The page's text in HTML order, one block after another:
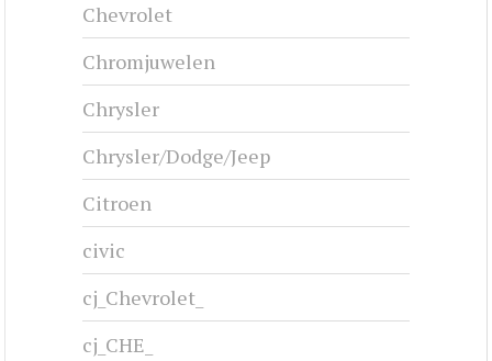
Chevrolet
Chromjuwelen
Chrysler
Chrysler/Dodge/Jeep
Citroen
civic
cj_Chevrolet_
cj_CHE_